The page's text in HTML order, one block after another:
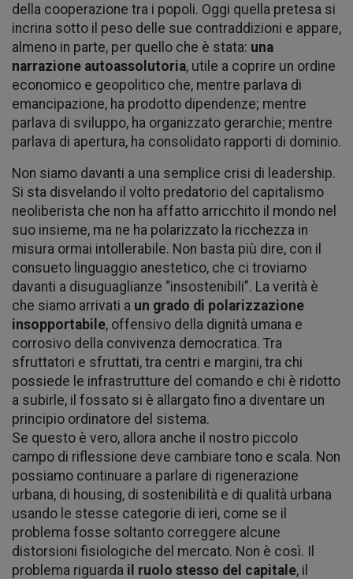
della cooperazione tra i popoli. Oggi quella pretesa si
incrina sotto il peso delle sue contraddizioni e appare,
almeno in parte, per quello che è stata: una
narrazione autoassolutoria, utile a coprire un ordine
economico e geopolitico che, mentre parlava di
emancipazione, ha prodotto dipendenze; mentre
parlava di sviluppo, ha organizzato gerarchie; mentre
parlava di apertura, ha consolidato rapporti di dominio.
Non siamo davanti a una semplice crisi di leadership.
Si sta disvelando il volto predatorio del capitalismo
neoliberista che non ha affatto arricchito il mondo nel
suo insieme, ma ne ha polarizzato la ricchezza in
misura ormai intollerabile. Non basta più dire, con il
consueto linguaggio anestetico, che ci troviamo
davanti a disuguaglianze “insostenibili”. La verità è
che siamo arrivati a un grado di polarizzazione
insopportabile, offensivo della dignità umana e
corrosivo della convivenza democratica. Tra
sfruttatori e sfruttati, tra centri e margini, tra chi
possiede le infrastrutture del comando e chi è ridotto
a subirle, il fossato si è allargato fino a diventare un
principio ordinatore del sistema.
Se questo è vero, allora anche il nostro piccolo
campo di riflessione deve cambiare tono e scala. Non
possiamo continuare a parlare di rigenerazione
urbana, di housing, di sostenibilità e di qualità urbana
usando le stesse categorie di ieri, come se il
problema fosse soltanto correggere alcune
distorsioni fisiologiche del mercato. Non è così. Il
problema riguarda il ruolo stesso del capitale, il